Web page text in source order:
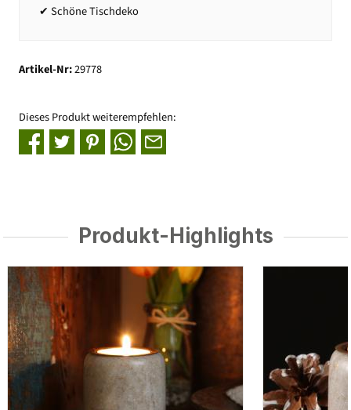
✔ Schöne Tischdeko
Artikel-Nr:29778
Dieses Produkt weiterempfehlen:
Produkt-Highlights